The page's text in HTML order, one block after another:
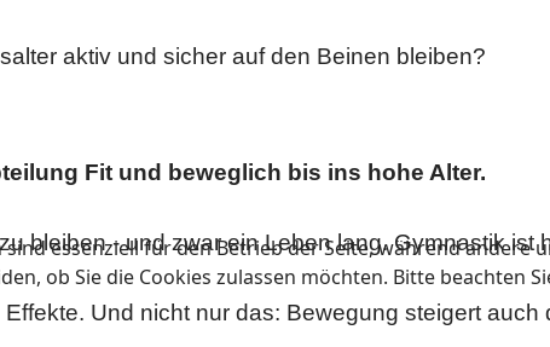
aktiv und sicher auf den Beinen bleiben?
Fit und beweglich bis ins hohe Alter.
bleiben - und zwar ein Leben lang. Gymnastik ist
Und nicht nur das: Bewegung steigert
essenziell für den Betrieb der Seite, während andere
ob Sie die Cookies zulassen möchten. Bitte beachten